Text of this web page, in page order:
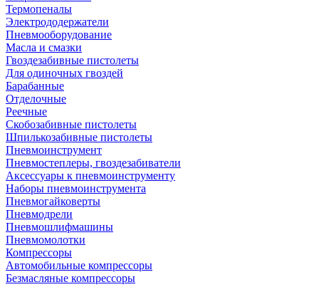
Термопеналы
Электрододержатели
Пневмооборудование
Масла и смазки
Гвоздезабивные пистолеты
Для одиночных гвоздей
Барабанные
Отделочные
Реечные
Скобозабивные пистолеты
Шпилькозабивные пистолеты
Пневмоинструмент
Пневмостеплеры, гвоздезабиватели
Аксессуары к пневмоинструменту
Наборы пневмоинструмента
Пневмогайковерты
Пневмодрели
Пневмошлифмашины
Пневмомолотки
Компрессоры
Автомобильные компрессоры
Безмасляные компрессоры